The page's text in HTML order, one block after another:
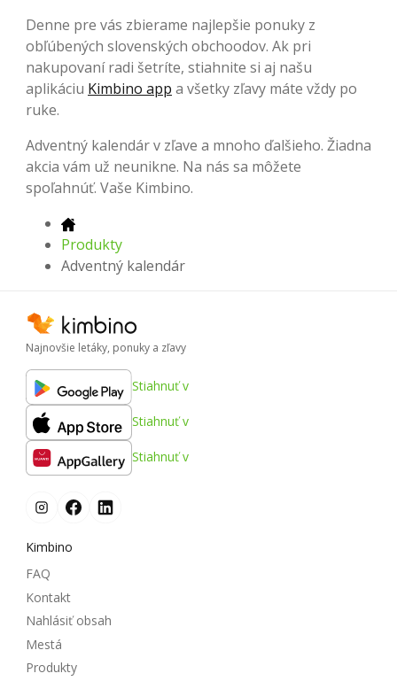
Denne pre vás zbierame najlepšie ponuky z
obľúbených slovenských obchoodov. Ak pri
nakupovaní radi šetríte, stiahnite si aj našu
aplikáciu Kimbino app a všetky zľavy máte vždy po
ruke.
Adventný kalendár v zľave a mnoho ďalšieho. Žiadna
akcia vám už neunikne. Na nás sa môžete
spoľahnúť. Vaše Kimbino.
Produkty
Adventný kalendár
Najnovšie letáky, ponuky a zľavy
Stiahnuť v
Stiahnuť v
Stiahnuť v
Kimbino
FAQ
Kontakt
Nahlásiť obsah
Mestá
Produkty